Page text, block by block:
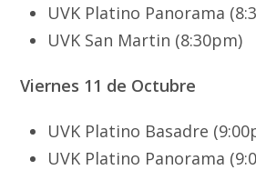
UVK Platino Panorama
UVK San Martin (8:30pm)
Viernes 11 de Octubre
UVK Platino Basadre
UVK Platino Panorama